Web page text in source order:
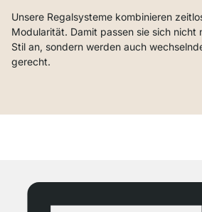
Unsere Regalsysteme kombinieren
Modularität. Damit passen sie sich nicht
Stil an, sondern werden auch
gerecht.